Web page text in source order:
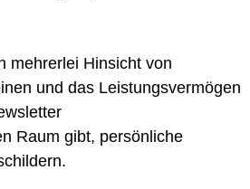
mehrerlei Hinsicht von
und das Leistungsvermögen
Raum gibt, persönliche